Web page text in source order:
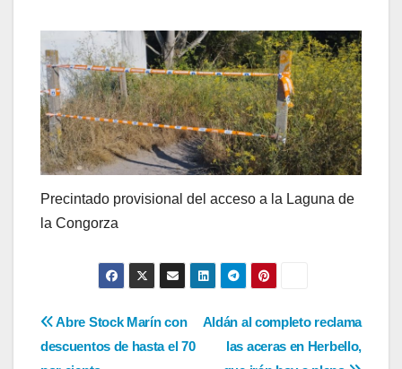
Precintado provisional del acceso a la Laguna de
la Congorza
Navegación
Aldán al completo reclama
las aceras en Herbello,
Abre Stock Marín con
descuentos de hasta el 70